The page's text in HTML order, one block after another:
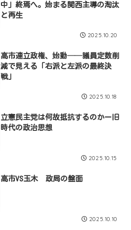
中」終焉へ。始まる関西主導の淘汰
と再生
2025.10.20
高市連立政権、始動──議員定数削
減で見える「右派と左派の最終決
戦」
2025.10.18
立憲民主党は何故抵抗するのかー旧
時代の政治思想
2025.10.15
高市VS玉木 政局の盤面
2025.10.10